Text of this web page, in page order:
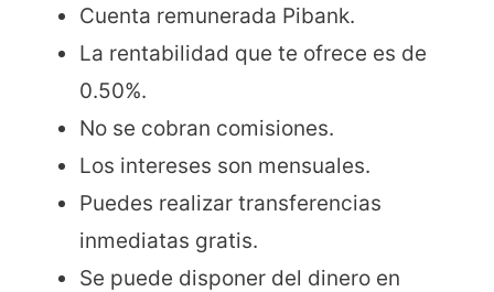
Cuenta remunerada Pibank.
La rentabilidad que te ofrece es de
0.50%.
No se cobran comisiones.
Los intereses son mensuales.
Puedes realizar transferencias
inmediatas gratis.
Se puede disponer del dinero en